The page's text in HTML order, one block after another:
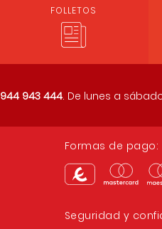
FOLLETOS
944 943 444. De lunes a
Formas de pago:
Seguridad y